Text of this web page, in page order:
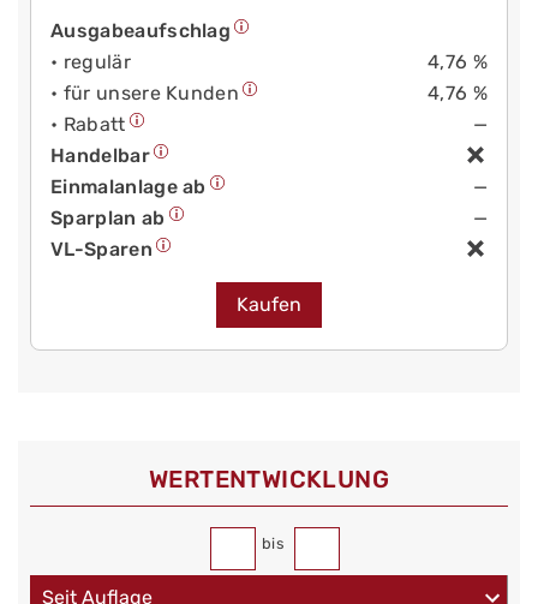
Ausgabeaufschlag
• regulär
4,76 %
• für unsere Kunden
4,76 %
• Rabatt
—
Handelbar
Einmalanlage ab
—
Sparplan ab
—
VL-Sparen
Kaufen
WERT­ENTWICKLUNG
bis